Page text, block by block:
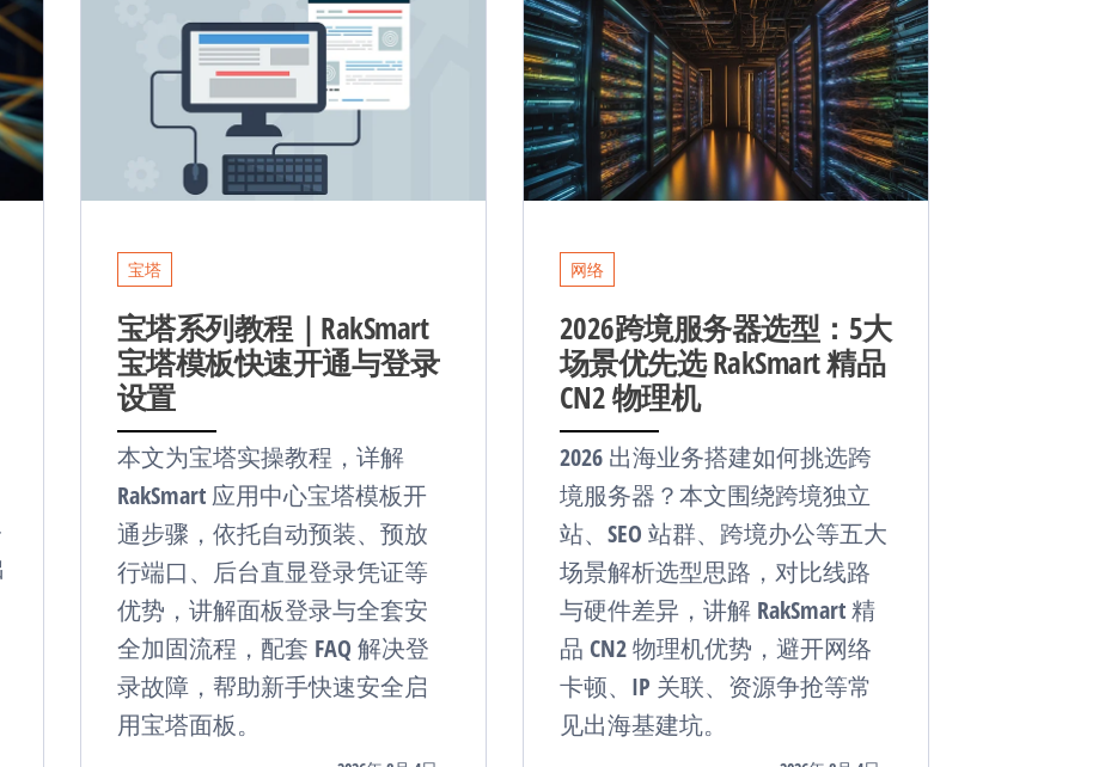
宝塔
宝塔系列教程｜RakSmart
宝塔模板快速开通与登录
设置
本文为宝塔实操教程，详解
RakSmart 应用中心宝塔模板开
通步骤，依托自动预装、预放
行端口、后台直显登录凭证等
优势，讲解面板登录与全套安
全加固流程，配套 FAQ 解决登
录故障，帮助新手快速安全启
用宝塔面板。
网络
2026跨境服务器选型：5大
场景优先选 RakSmart 精品
CN2 物理机
2026 出海业务搭建如何挑选跨
境服务器？本文围绕跨境独立
站、SEO 站群、跨境办公等五大
场景解析选型思路，对比线路
与硬件差异，讲解 RakSmart 精
品 CN2 物理机优势，避开网络
卡顿、IP 关联、资源争抢等常
见出海基建坑。